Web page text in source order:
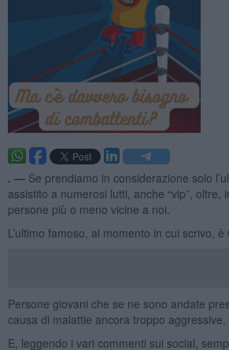
. — Se prendiamo in considerazione solo
assistito a numerosi lutti, anche “vip”, oltre,
persone più o meno vicine a noi.
L’ultimo famoso, al momento in cui scrivo, è
Persone giovani che se ne sono andate
causa di malattie ancora troppo aggressive.
E, leggendo i vari commenti sui social,